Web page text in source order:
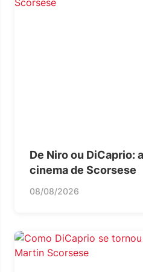
De Niro ou DiCaprio:
cinema de Scorsese
08/08/2026